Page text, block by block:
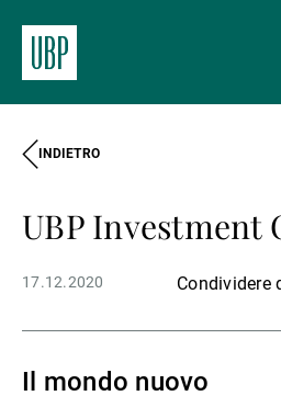
INDIETRO
UBP Investment
17.12.2020 Condividere
Il mondo nuovo